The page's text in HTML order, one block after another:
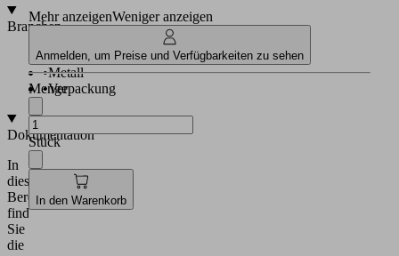
Branchen
•Automobil
•Metall
•Verpackung
Dokumentation
In
diesem
Bereich
finden
Sie
die
Mehr anzeigenWeniger anzeigen
Anmelden, um Preise und Verfügbarkeiten zu sehen
Menge
Stück
In den Warenkorb